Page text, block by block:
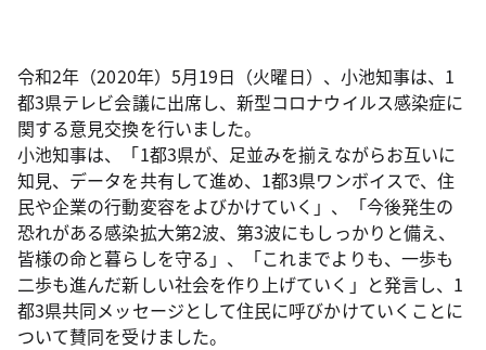
令和2年（2020年）5月19日（火曜日）、小池知事は、1
都3県テレビ会議に出席し、新型コロナウイルス感染症に
関する意見交換を行いました。
小池知事は、「1都3県が、足並みを揃えながらお互いに
知見、データを共有して進め、1都3県ワンボイスで、住
民や企業の行動変容をよびかけていく」、「今後発生の
恐れがある感染拡大第2波、第3波にもしっかりと備え、
皆様の命と暮らしを守る」、「これまでよりも、一歩も
二歩も進んだ新しい社会を作り上げていく」と発言し、1
都3県共同メッセージとして住民に呼びかけていくことに
ついて賛同を受けました。